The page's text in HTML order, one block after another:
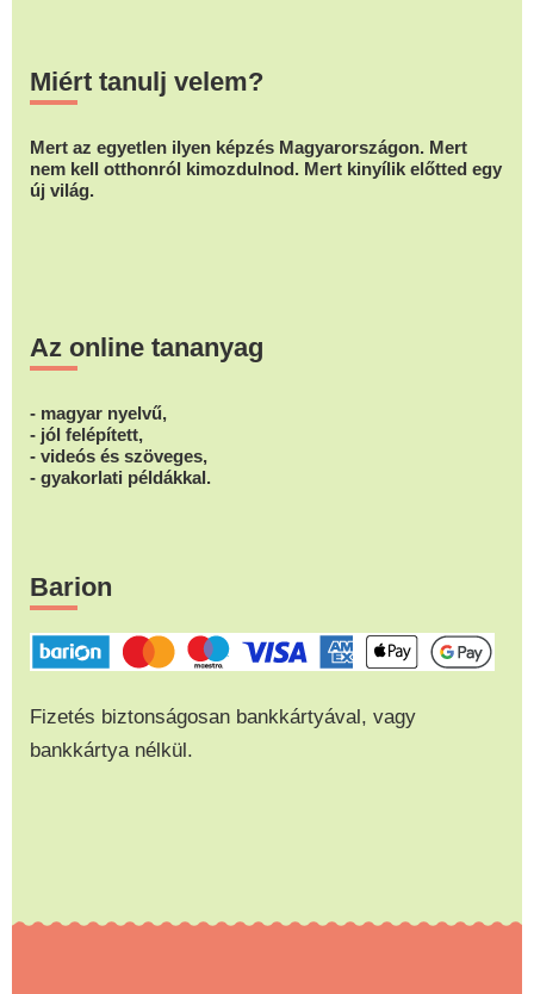
Miért tanulj velem?
Mert az egyetlen ilyen képzés Magyarországon. Mert
nem kell otthonról kimozdulnod. Mert kinyílik előtted egy
új világ.
Az online tananyag
- magyar nyelvű,
- jól felépített,
- videós és szöveges,
- gyakorlati példákkal.
Barion
Fizetés biztonságosan bankkártyával, vagy
bankkártya nélkül.